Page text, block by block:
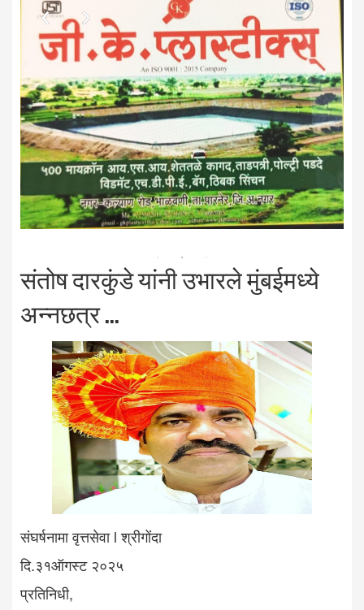
संतोष दारकुंडे यांनी उभारले मुंबईमध्ये
अन्नछत्र ...
संघर्षनामा वृत्तसेवा l श्रीगोंदा
दि.३१ऑगस्ट २०२५
प्रतिनिधी,